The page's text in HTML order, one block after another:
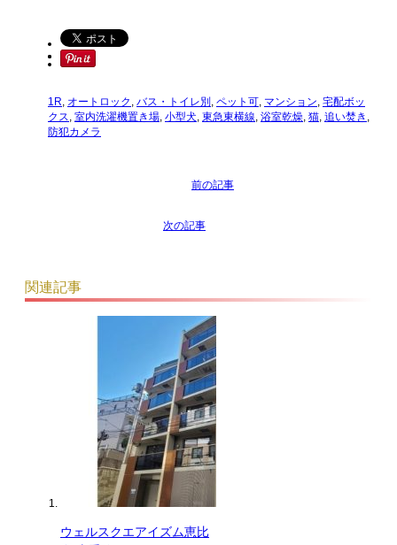
1R オートロック バス・トイレ別 ペット可 マンション 宅配ボッ
クス 室内洗濯機置き場 小型犬 東急東横線 浴室乾燥 猫 追い焚き
防犯カメラ
関連記事
ウェルスクエアイズム恵比